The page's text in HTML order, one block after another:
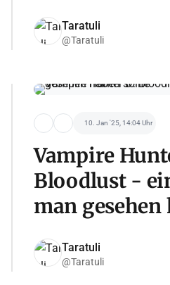
Taratuli
@Taratuli
10. Jan '25, 14:04 Uhr
Vampire
Bloodlust -
man gesehen
Taratuli
@Taratuli